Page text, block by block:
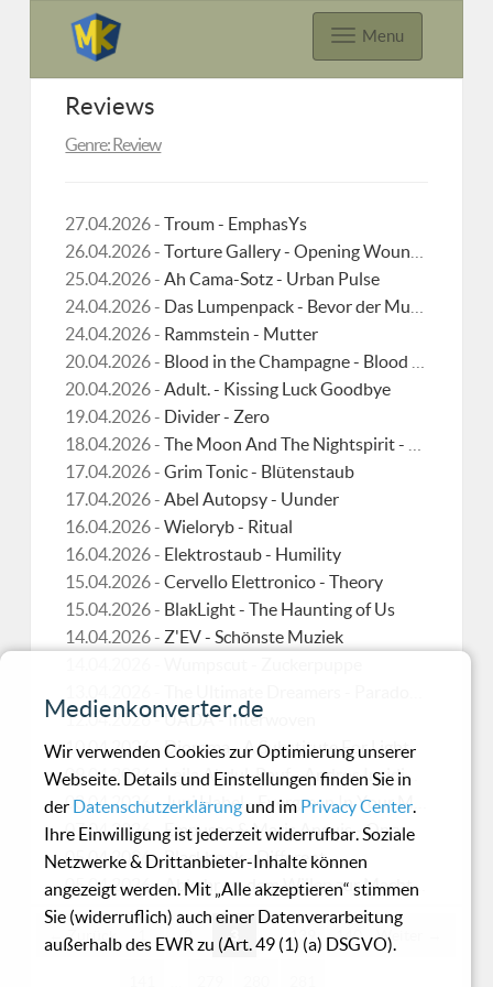
Menu
Reviews
Genre: Review
27.04.2026 -Troum - EmphasYs
26.04.2026 -Torture Gallery - Opening Wounds Of The Shocking Truth
25.04.2026 -Ah Cama-Sotz - Urban Pulse
24.04.2026 - Das Lumpenpack - Bevor der Mut dich verlässt
24.04.2026 - Rammstein - Mutter
20.04.2026 - Blood in the Champagne - Blood in the Champagne
20.04.2026 -Adult. - Kissing Luck Goodbye
19.04.2026 - Divider - Zero
18.04.2026 -The Moon And The Nightspirit - Seed Of The Formless
17.04.2026 -Grim Tonic - Blütenstaub
17.04.2026 -Abel Autopsy - Uunder
16.04.2026 -Wieloryb - Ritual
16.04.2026 - Elektrostaub - Humility
15.04.2026 -Cervello Elettronico - Theory
15.04.2026 - BlakLight - The Haunting of Us
14.04.2026 - Z'EV - Schönste Muziek
12.04.2026 -UADA - Interwoven
10.04.2026 -Diorama - A Substitute For Light
09.04.2026 -Leila Abdul-Rauf - Andros Insidium
08.04.2026 -Juni Habel - Evergreen In Your Mind
07.04.2026 -Empusae & Maris Anguis - Onryōtan
05.04.2026 -Blackbook - Different
05.04.2026 -Abkehr - ... dem Willen zur Macht und dem Vergessen.
← Zurück 2 3 … 139 140 Weiter →
Medienkonverter.de
Wir verwenden Cookies zur Optimierung unserer
Webseite. Details und Einstellungen finden Sie in
der Datenschutzerklärung und im Privacy Center.
Ihre Einwilligung ist jederzeit widerrufbar. Soziale
Netzwerke & Drittanbieter-Inhalte können
angezeigt werden. Mit „Alle akzeptieren“ stimmen
Sie (widerruflich) auch einer Datenverarbeitung
außerhalb des EWR zu (Art. 49 (1) (a) DSGVO).